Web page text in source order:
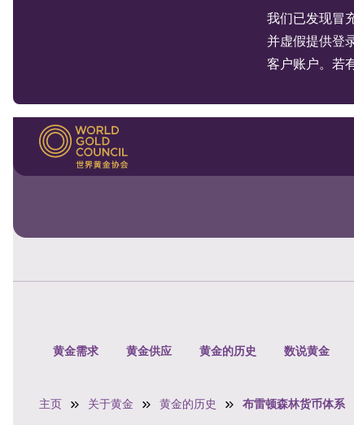
我们已发现冒
并虚假提供登
客户账户。若
黄金需求 黄金供应 黄金的历史 数说黄金
主页 关于黄金 黄金的历史 布雷顿森林货币体系